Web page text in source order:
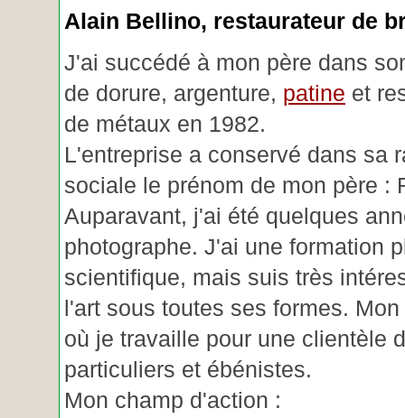
Alain Bellino, restaurateur de
J'ai succédé à mon père dans
de dorure, argenture, patine et
de métaux en 1982.
L'entreprise a conservé dans sa
sociale le prénom de mon père :
Auparavant, j'ai été quelques
photographe. J'ai une formation
scientifique, mais suis très
l'art sous toutes ses formes.
où je travaille pour une clientèle
particuliers et ébénistes.
Mon champ d'action :